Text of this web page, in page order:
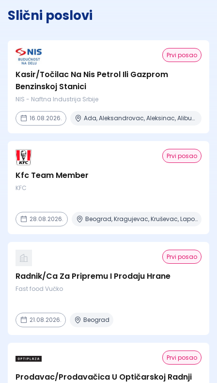
Slični poslovi
Prvi posao
Kasir/Točilac Na Nis Petrol Ili Gazprom
Benzinskoj Stanici
NIS - Naftna Industrija Srbije
16.08.2026. Ada, Aleksandrovac, Aleksinac, Alibunar, Apatin + 206 mesta
Prvi posao
Kfc Team Member
KFC
28.08.2026. Beograd, Kragujevac, Kruševac, Lapovo, Niš + 4 mesta
Prvi posao
Radnik/Ca Za Pripremu I Prodaju Hrane
Fast food Vučko
21.08.2026. Beograd
Prvi posao
Prodavac/Prodavačica U Optičarskoj Radnji